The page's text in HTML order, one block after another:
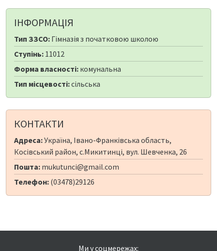
ІНФОРМАЦІЯ
Тип ЗЗСО: Гімназія з початковою школою
Ступінь: 11012
Форма власності: комунальна
Тип місцевості:сільська
КОНТАКТИ
Адреса:Україна, Івано-Франківська область,
Косівський район, с.Микитинці, вул. Шевченка, 26
Пошта: mukutunci@gmail.com
Телефон: (03478)29126
Ми у соцмережах: